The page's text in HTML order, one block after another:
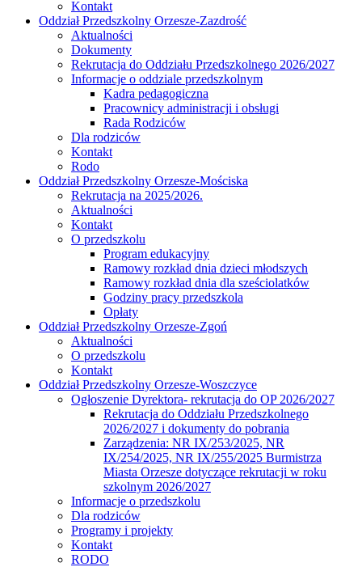
Kontakt
Oddział Przedszkolny Orzesze-Zazdrość
Aktualności
Dokumenty
Rekrutacja do Oddziału Przedszkolnego 2026/2027
Informacje o oddziale przedszkolnym
Kadra pedagogiczna
Pracownicy administracji i obsługi
Rada Rodziców
Dla rodziców
Kontakt
Rodo
Oddział Przedszkolny Orzesze-Mościska
Rekrutacja na 2025/2026.
Aktualności
Kontakt
O przedszkolu
Program edukacyjny
Ramowy rozkład dnia dzieci młodszych
Ramowy rozkład dnia dla sześciolatków
Godziny pracy przedszkola
Opłaty
Oddział Przedszkolny Orzesze-Zgoń
Aktualności
O przedszkolu
Kontakt
Oddział Przedszkolny Orzesze-Woszczyce
Ogłoszenie Dyrektora- rekrutacja do OP 2026/2027
Rekrutacja do Oddziału Przedszkolnego
2026/2027 i dokumenty do pobrania
Zarządzenia: NR IX/253/2025, NR
IX/254/2025, NR IX/255/2025 Burmistrza
Miasta Orzesze dotyczące rekrutacji w roku
szkolnym 2026/2027
Informacje o przedszkolu
Dla rodziców
Programy i projekty
Kontakt
RODO